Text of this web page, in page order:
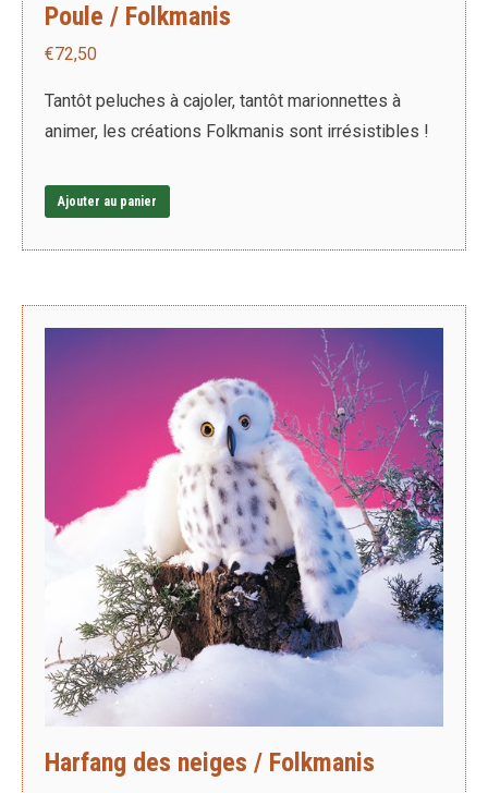
Poule / Folkmanis
€72,50
Tantôt peluches à cajoler, tantôt marionnettes à
animer, les créations Folkmanis sont irrésistibles !
Ajouter au panier
Harfang des neiges / Folkmanis